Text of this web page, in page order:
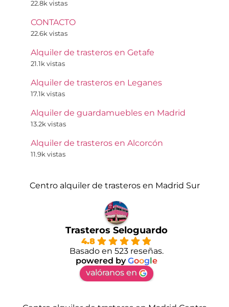
22.8k vistas
CONTACTO
22.6k vistas
Alquiler de trasteros en Getafe
21.1k vistas
Alquiler de trasteros en Leganes
17.1k vistas
Alquiler de guardamuebles en Madrid
13.2k vistas
Alquiler de trasteros en Alcorcón
11.9k vistas
Centro alquiler de trasteros en Madrid Sur
Trasteros Seloguardo
4.8
Basado en 523 reseñas.
powered byGoogle
valóranos en